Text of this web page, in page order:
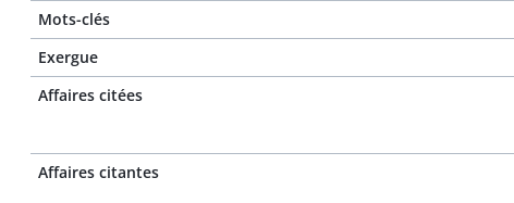
Mots-clés
Exergue
Affaires citées
Affaires citantes